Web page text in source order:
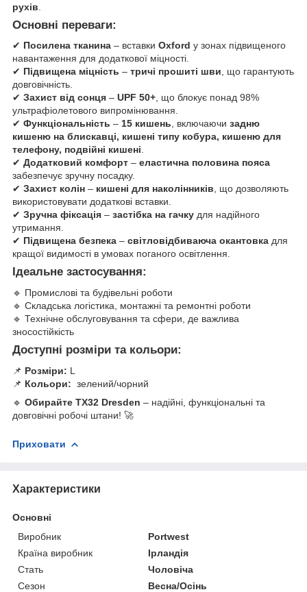
рухів
Основні переваги:
✔ Посилена тканина – вставки Oxford у зонах підвищеного
навантаження для додаткової міцності.
✔ Підвищена міцність – тричі прошиті шви, що гарантують
довговічність.
✔ Захист від сонця – UPF 50+, що блокує понад 98%
ультрафіолетового випромінювання.
✔ Функціональність – 15 кишень, включаючи задню
кишеню на блискавці, кишені типу кобура, кишеню для
телефону, подвійні кишені.
✔ Додатковий комфорт – еластична половина пояса
забезпечує зручну посадку.
✔ Захист колін – кишені для наколінників, що дозволяють
використовувати додаткові вставки.
✔ Зручна фіксація – застібка на гачку для надійного
утримання.
✔ Підвищена безпека – світловідбиваюча окантовка для
кращої видимості в умовах поганого освітлення.
Ідеальне застосування:
🔹 Промислові та будівельні роботи
🔹 Складська логістика, монтажні та ремонтні роботи
🔹 Технічне обслуговування та сфери, де важлива
зносостійкість
Доступні розміри та кольори:
📌 Розміри: L
📌 Кольори: зелений/чорний
🔹 Обирайте TX32 Dresden – надійні, функціональні та
довговічні робочі штани! 🚀
Приховати
Характеристики
Основні
Виробник
Portwest
Країна виробник
Ірландія
Стать
Чоловіча
Сезон
Весна/Осінь